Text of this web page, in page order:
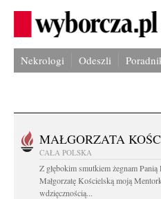
Nekrologi Odeszli
MAŁGORZATA
CAŁA POLSKA
Z głębokim smutkiem żegnam Panią
Małgorzatę Kościelską moją
wdzięcznością...